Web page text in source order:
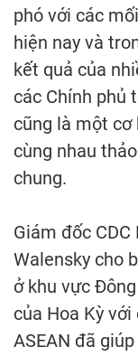
phó với các
hiện nay và
kết quả của
các Chính phủ
cũng là một cơ
cùng nhau
chung.
Giám đốc CDC
Walensky cho
ở khu vực
của Hoa Kỳ
ASEAN đã